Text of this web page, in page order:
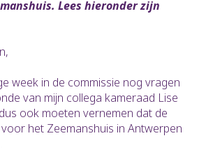
Lees hieronder zijn
week in de commissie nog vragen
van mijn collega kameraad Lise
ook moeten vernemen dat de
het Zeemanshuis in Antwerpen